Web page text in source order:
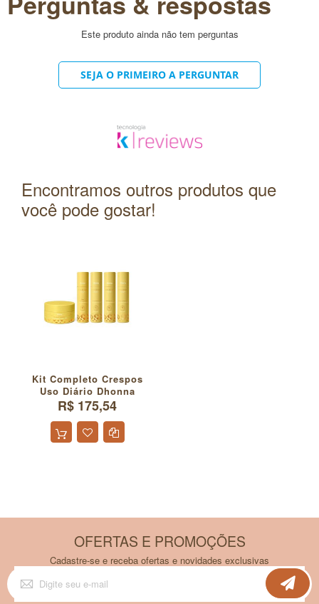
Quaisquer dúvidas entre em contato pelo nosso chat.
Este produto ainda não tem perguntas
SEJA O PRIMEIRO A PERGUNTAR
Encontramos outros produtos que
você pode gostar!
Kit Completo Crespos
Uso Diário Dhonna
R$ 175,54
OFERTAS E PROMOÇÕES
Cadastre-se e receba ofertas e novidades exclusivas
Inscreva-
se
na